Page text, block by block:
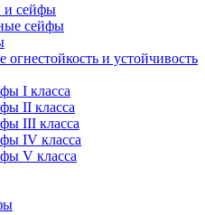
сейфы
сейфы
и устойчивость
I класса
II класса
III класса
IV класса
V класса